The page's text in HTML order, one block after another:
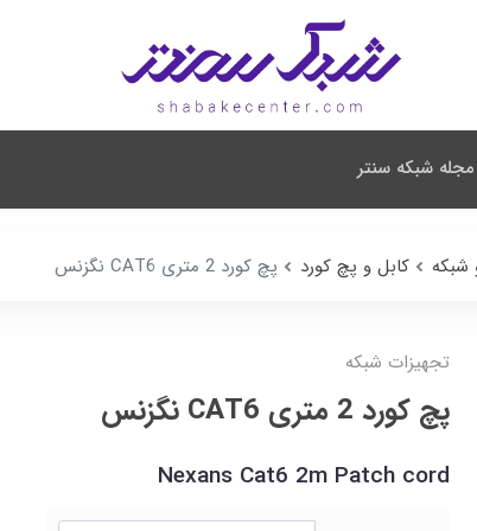
مجله شبکه سنتر
شبکه کابل و پچ کورد پچ کورد 2 متری CAT6 نگزنس
تجهیزات شبکه
پچ کورد 2 متری CAT6 نگزنس
Nexans Cat6 2m Patch cord